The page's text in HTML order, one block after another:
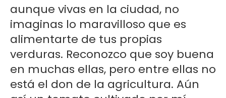
aunque vivas en la ciudad, no
imaginas lo maravilloso que es
alimentarte de tus propias
verduras. Reconozco que soy buena
en muchas ellas, pero entre ellas no
está el don de la agricultura. Aún